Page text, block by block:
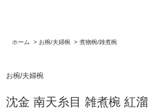
ホーム > お椀/夫婦椀 > 煮物椀/雑煮椀
お椀/夫婦椀
沈金 南天糸目 雑煮椀 紅